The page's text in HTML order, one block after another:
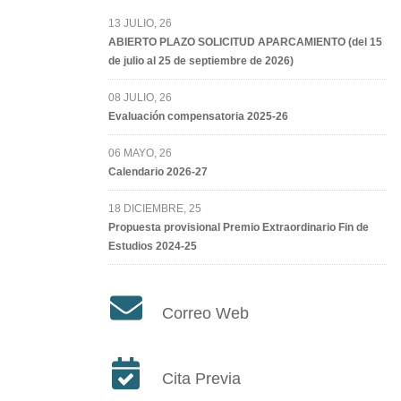
13 JULIO, 26
ABIERTO PLAZO SOLICITUD APARCAMIENTO (del 15
de julio al 25 de septiembre de 2026)
08 JULIO, 26
Evaluación compensatoria 2025-26
06 MAYO, 26
Calendario 2026-27
18 DICIEMBRE, 25
Propuesta provisional Premio Extraordinario Fin de
Estudios 2024-25
Correo Web
Cita Previa